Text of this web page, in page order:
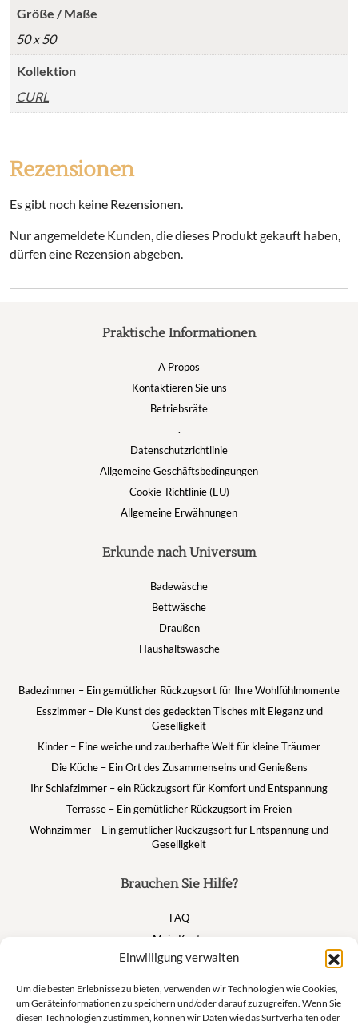
Einwilligung verwalten
Um die besten Erlebnisse zu bieten, verwenden wir Technologien wie Cookies,
um Geräteinformationen zu speichern und/oder darauf zuzugreifen. Wenn Sie
diesen Technologien zustimmen, können wir Daten wie das Surfverhalten oder
Größe / Maße
50 x 50
Kollektion
CURL
Rezensionen
Es gibt noch keine Rezensionen.
Nur angemeldete Kunden, die dieses Produkt gekauft haben,
dürfen eine Rezension abgeben.
Brauchen Sie Hilfe?
FAQ
Mein Konto
Warenkorb
Suivez nous
Praktische Informationen
A Propos
Kontaktieren Sie uns
Betriebsräte
.
Datenschutzrichtlinie
Allgemeine Geschäftsbedingungen
Cookie-Richtlinie (EU)
Allgemeine Erwähnungen
Erkunde nach Universum
Badewäsche
Bettwäsche
Draußen
Haushaltswäsche
Badezimmer – Ein gemütlicher Rückzugsort für Ihre Wohlfühlmomente
Esszimmer – Die Kunst des gedeckten Tisches mit Eleganz und
Geselligkeit
Kinder – Eine weiche und zauberhafte Welt für kleine Träumer
Die Küche – Ein Ort des Zusammenseins und Genießens
Ihr Schlafzimmer – ein Rückzugsort für Komfort und Entspannung
Terrasse – Ein gemütlicher Rückzugsort im Freien
Wohnzimmer – Ein gemütlicher Rückzugsort für Entspannung und
Geselligkeit